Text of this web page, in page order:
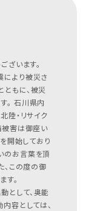
ざいます。
より被災さ
もに、被災
。 石川県内
陸・リサイク
被害は御座い
開始しており
のお言葉を頂
、この度の御
す。
として、奥能
容としては、